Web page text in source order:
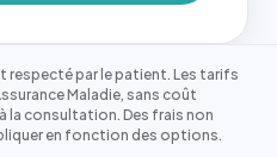
respecté par le patient. Les tarifs
Maladie, sans coût
la consultation. Des frais non
en fonction des options.